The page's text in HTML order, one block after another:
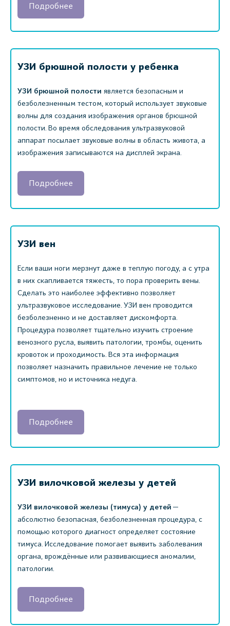
Подробнее
УЗИ брюшной полости у ребенка
УЗИ брюшной полости является безопасным и
безболезненным тестом, который использует звуковые
волны для создания изображения органов брюшной
полости. Во время обследования ультразвуковой
аппарат посылает звуковые волны в область живота, а
изображения записываются на дисплей экрана.
Подробнее
УЗИ вен
Если ваши ноги мерзнут даже в теплую погоду, а с утра
в них скапливается тяжесть, то пора проверить вены.
Сделать это наиболее эффективно позволяет
ультразвуковое исследование. УЗИ вен проводится
безболезненно и не доставляет дискомфорта.
Процедура позволяет тщательно изучить строение
венозного русла, выявить патологии, тромбы, оценить
кровоток и проходимость. Вся эта информация
позволяет назначить правильное лечение не только
симптомов, но и источника недуга.
Подробнее
УЗИ вилочковой железы у детей
УЗИ вилочковой железы (тимуса) у детей —
абсолютно безопасная, безболезненная процедура, с
помощью которого диагност определяет состояние
тимуса. Исследование помогает выявить заболевания
органа, врождённые или развивающиеся аномалии,
патологии.
Подробнее